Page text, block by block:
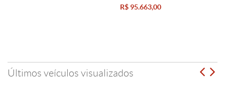
R$ 95.663,00
Últimos veículos visualizados